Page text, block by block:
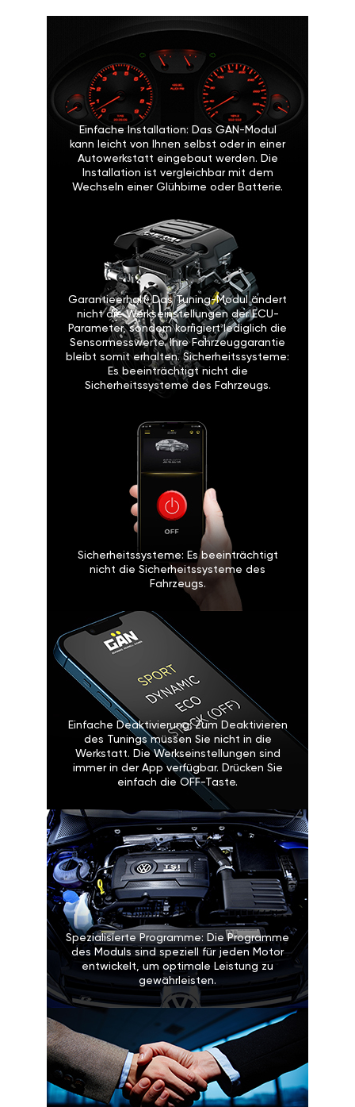
Einfache Installation: Das GAN-Modul
kann leicht von Ihnen selbst oder in einer
Autowerkstatt eingebaut werden. Die
Installation ist vergleichbar mit dem
Wechseln einer Glühbirne oder Batterie.
Garantieerhalt: Das Tuning-Modul ändert
nicht die Werkseinstellungen der ECU-
Parameter, sondern korrigiert lediglich die
Sensormesswerte. Ihre Fahrzeuggarantie
bleibt somit erhalten. Sicherheitssysteme:
Es beeinträchtigt nicht die
Sicherheitssysteme des Fahrzeugs.
Sicherheitssysteme: Es beeinträchtigt
nicht die Sicherheitssysteme des
Fahrzeugs.
Einfache Deaktivierung: Zum Deaktivieren
des Tunings müssen Sie nicht in die
Werkstatt. Die Werkseinstellungen sind
immer in der App verfügbar. Drücken Sie
einfach die OFF-Taste.
Spezialisierte Programme: Die Programme
des Moduls sind speziell für jeden Motor
entwickelt, um optimale Leistung zu
gewährleisten.